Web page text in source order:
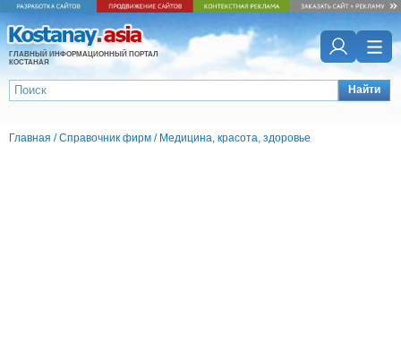
ГЛАВНЫЙ ИНФОРМАЦИОННЫЙ ПОРТАЛ
КОСТАНАЯ
Найти
Главная /Справочник фирм / Медицина, красота, здоровье